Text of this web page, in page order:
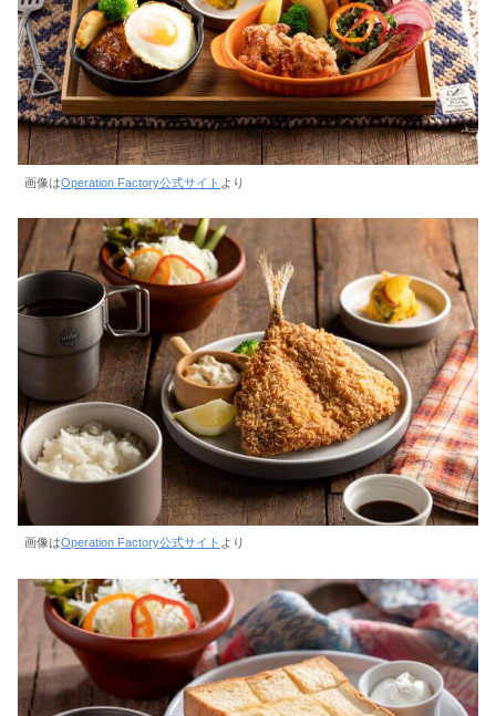
画像はOperation Factory公式サイト より
画像はOperation Factory公式サイト より